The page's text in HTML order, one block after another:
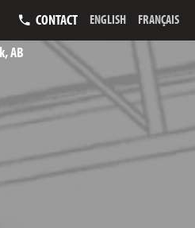
CONTACT ENGLISH FRANÇAIS
AB